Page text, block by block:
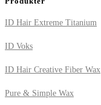
ID Hair Extreme Titanium
ID Voks
ID Hair Creative Fiber Wax
Pure & Simple Wax